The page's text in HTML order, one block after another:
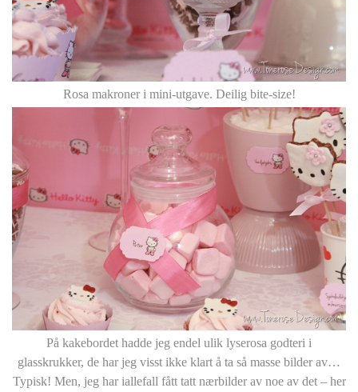
Rosa makroner i mini-utgave. Deilig bite-size!
På kakebordet hadde jeg endel ulik lyserosa godteri i
glasskrukker, de har jeg visst ikke klart å ta så masse bilder av…
Typisk! Men, jeg har iallefall fått tatt nærbilder av noe av det – her